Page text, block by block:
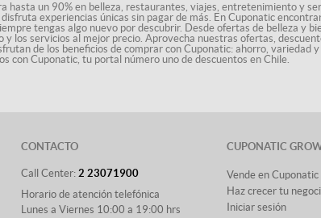
hasta un 90% en belleza, restaurantes, viajes, entretenimiento y
experiencias únicas sin pagar de más. En Cuponatic
tengas algo nuevo por descubrir. Desde ofertas de belleza y
los servicios al mejor precio. Aprovecha nuestras ofertas,
de los beneficios de comprar con Cuponatic: ahorro, variedad
con Cuponatic, tu portal número uno de descuentos en Chile.
CONTACTO
Call Center: 2 23071900
Horario de atención telefónica
Lunes a Viernes 10:00 a 19:00 hrs
CUPONATIC
Vende en Cuponatic
Haz crecer tu
Iniciar sesión